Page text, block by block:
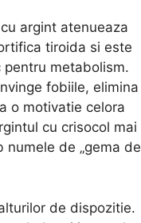
argint atenueaza
tiroida si este
metabolism.
fobiile, elimina
o motivatie celora
cu crisocol mai
numele de „gema de
de dispozitie.